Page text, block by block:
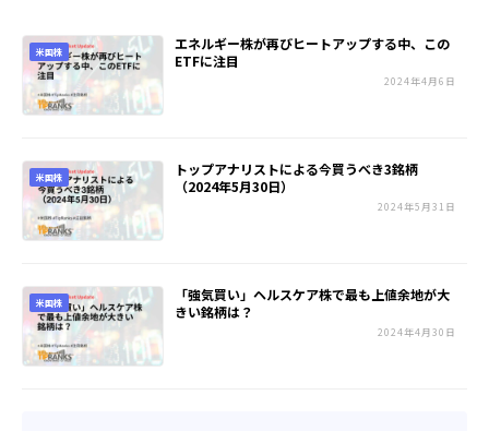
米国株
エネルギー株が再びヒートアップする中、この
ETFに注目
2024年4月6日
米国株
トップアナリストによる今買うべき3銘柄
（2024年5月30日）
2024年5月31日
米国株
「強気買い」ヘルスケア株で最も上値余地が大
きい銘柄は？
2024年4月30日